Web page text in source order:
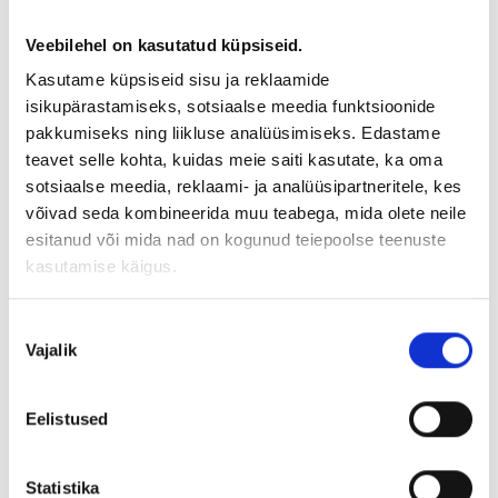
Veebilehel on kasutatud küpsiseid.
Kasutame küpsiseid sisu ja reklaamide
isikupärastamiseks, sotsiaalse meedia funktsioonide
pakkumiseks ning liikluse analüüsimiseks. Edastame
teavet selle kohta, kuidas meie saiti kasutate, ka oma
sotsiaalse meedia, reklaami- ja analüüsipartneritele, kes
võivad seda kombineerida muu teabega, mida olete neile
esitanud või mida nad on kogunud teiepoolse teenuste
kasutamise käigus.
valik
Vajalik
Eelistused
Statistika
Kommunikatsioon tugevdas Gridraveni
positsiooni tehnoloogiavalla liidrina nii Eestis kui
sihtturgudel.